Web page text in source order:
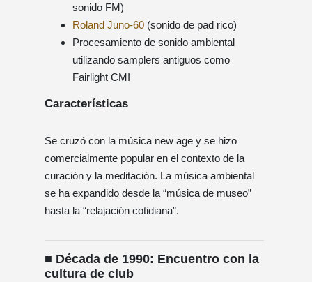
sonido FM)
Roland Juno-60 (sonido de pad rico)
Procesamiento de sonido ambiental
utilizando samplers antiguos como
Fairlight CMI
Características
Se cruzó con la música new age y se hizo
comercialmente popular en el contexto de la
curación y la meditación. La música ambiental
se ha expandido desde la “música de museo”
hasta la “relajación cotidiana”.
■ Década de 1990: Encuentro con la
cultura de club